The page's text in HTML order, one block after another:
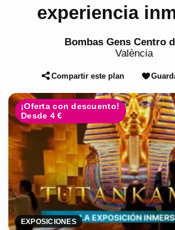
experiencia
Bombas Gens Centro
València
Compartir este plan
¡Oferta con descuento!
Desde 4 €
EXPOSICIONES